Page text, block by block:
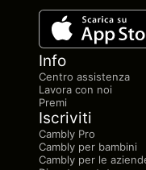
Info
Centro assistenza
Lavora con noi
Premi
Iscriviti
Cambly Pro
Cambly per bambini
Cambly per le